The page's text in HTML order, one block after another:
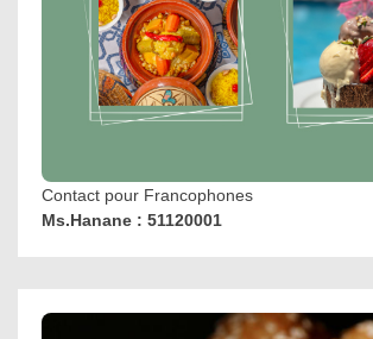
Contact pour Francophones
Ms.Hanane : 51120001